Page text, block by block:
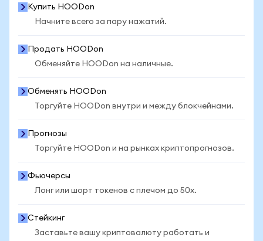
Купить HOODon
Начните всего за пару нажатий.
Продать HOODon
Обменяйте HOODon на наличные.
Обменять HOODon
Торгуйте HOODon внутри и между блокчейнами.
Прогнозы
Торгуйте HOODon и на рынках криптопрогнозов.
Фьючерсы
Лонг или шорт токенов с плечом до 50x.
Стейкинг
Заставьте вашу криптовалюту работать и